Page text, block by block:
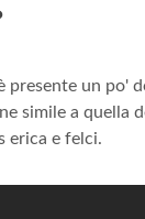
presente un po'
simile a quella
erica e felci.